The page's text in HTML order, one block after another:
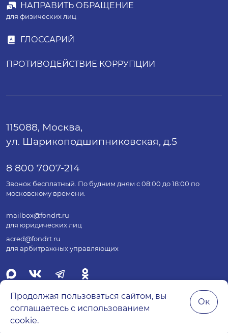
НАПРАВИТЬ ОБРАЩЕНИЕ
для физических лиц
ГЛОССАРИЙ
ПРОТИВОДЕЙСТВИЕ КОРРУПЦИИ
115088, Москва,
ул. Шарикоподшипниковская, д.5
8 800 7007-214
Звонок бесплатный. По будним дням с 08:00 до 18:00 по
московскому времени.
mailbox@fondrt.ru
для юридических лиц
acred@fondrt.ru
для арбитражных управляющих
© 2026 Все права защищены.
Продолжая пользоваться сайтом, вы
соглашаетесь с использованием
cookie.
Ок